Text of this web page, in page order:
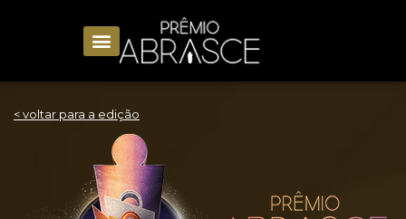
< voltar para a edição